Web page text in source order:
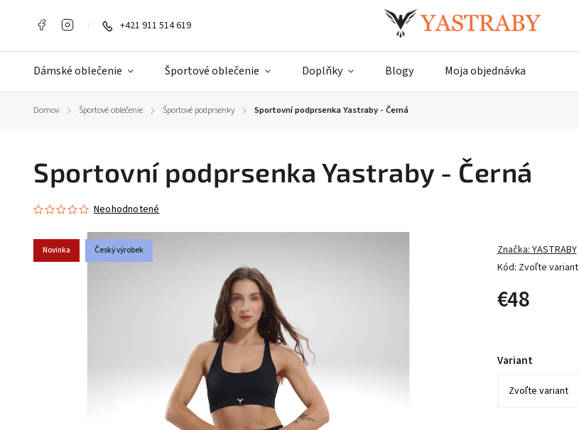
+421 911 514 619
Dámské oblečenie Športové oblečenie Doplňky Blogy Moja objednávka
Domov / Športové oblečenie / Športové podprsenky / Sportovní podprsenka Yastraby - Černá
Sportovní podprsenka Yastraby - Černá
Neohodnotené
Novinka Český výrobek
Kód: Zvoľte variant
Značka:YASTRABY
€48
Variant